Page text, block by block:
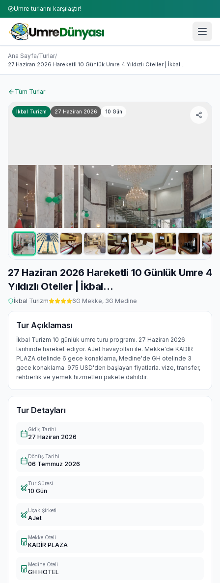
Umre turlarını karşılaştır!
Umre Turları 2026-2027 | 50+ Firma Karşılaştırması
27 Haziran 2026 Hareketli 10 Günlük Umre 4 Yıldızlı
Ana Sayfa/Turlar/
27 Haziran 2026 Hareketli 10 Günlük Umre 4 Yıldızlı Oteller | İkbal...
Tüm Turlar
İkbal Turizm 27 Haziran 2026 10 Gün
27 Haziran 2026 Hareketli 10 Günlük Umre 4
Yıldızlı Oteller | İkbal...
İkbal Turizm 6G Mekke, 3G Medine
Tur Açıklaması
İkbal Turizm 10 günlük umre turu programı. 27 Haziran 2026
tarihinde hareket ediyor. AJet havayolları ile. Mekke'de KADİR
PLAZA otelinde 6 gece konaklama, Medine'de GH otelinde 3
gece konaklama. 975 USD'den başlayan fiyatlarla. vize, transfer,
rehberlik ve yemek hizmetleri pakete dahildir.
Tur Detayları
Gidiş Tarihi
27 Haziran 2026
Dönüş Tarihi
06 Temmuz 2026
Tur Süresi
10 Gün
Uçak Şirketi
AJet
Mekke Oteli
KADİR PLAZA
Medine Oteli
GH HOTEL